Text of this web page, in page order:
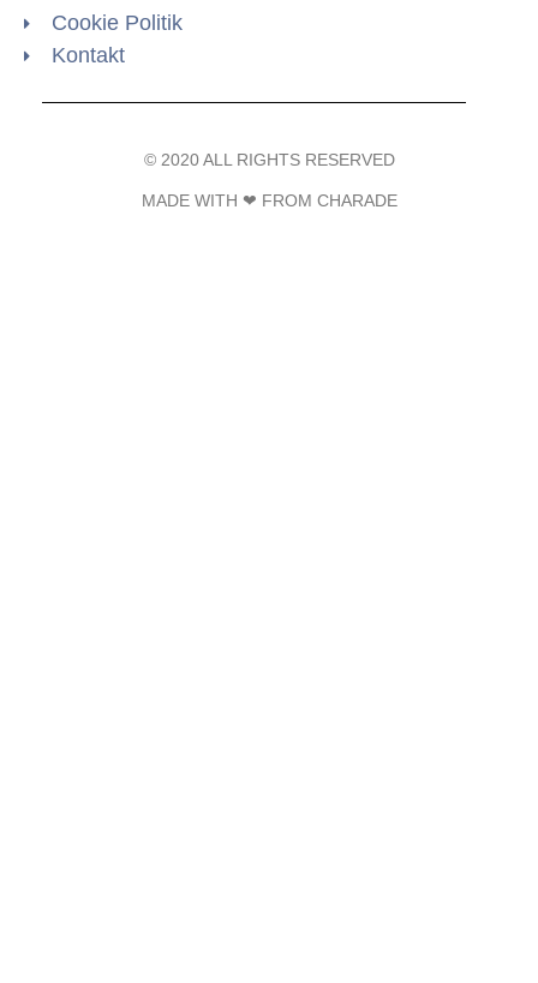
Cookie Politik
Kontakt
© 2020 ALL RIGHTS RESERVED​
MADE WITH ❤ FROM CHARADE